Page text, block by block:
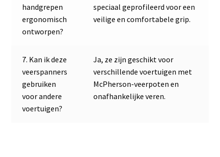
handgrepen
ergonomisch
ontworpen?
speciaal geprofileerd voor een
veilige en comfortabele grip.
7. Kan ik deze
veerspanners
gebruiken
voor andere
voertuigen?
Ja, ze zijn geschikt voor
verschillende voertuigen met
McPherson-veerpoten en
onafhankelijke veren.